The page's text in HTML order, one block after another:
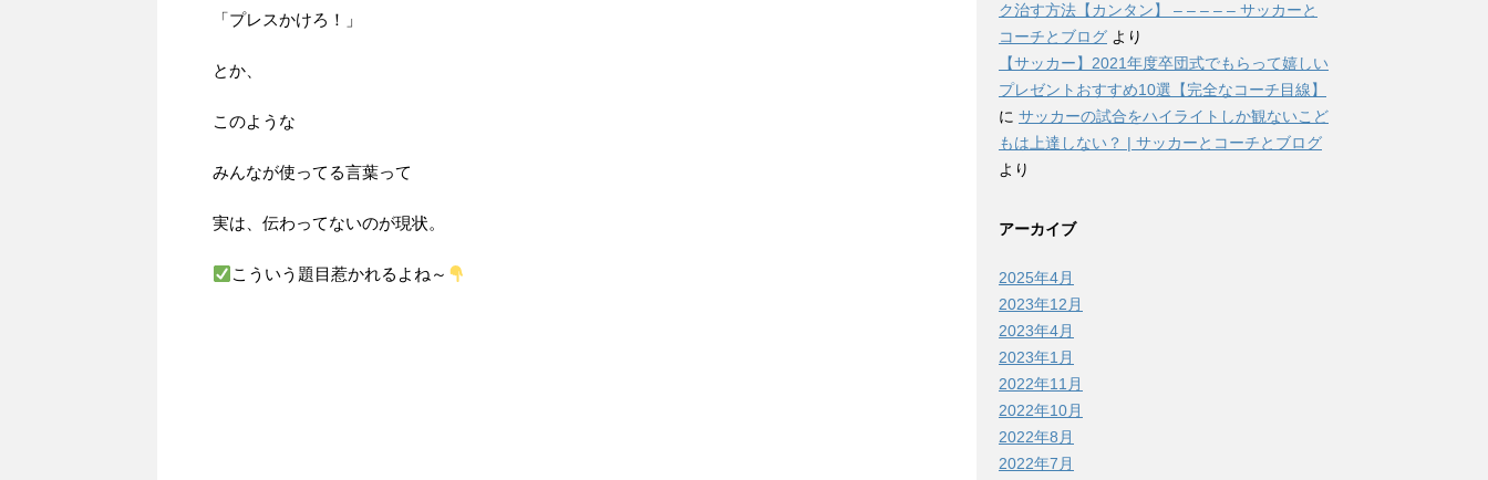
「プレスかけろ！」
とか、
このような
みんなが使ってる言葉って
実は、伝わってないのが現状。
こういう題目惹かれるよね～
ク治す方法【カンタン】 – – – – – サッカーと
コーチとブログ より
【サッカー】2021年度卒団式でもらって嬉しい
プレゼントおすすめ10選【完全なコーチ目線】
に サッカーの試合をハイライトしか観ないこど
もは上達しない？ | サッカーとコーチとブログ
より
アーカイブ
2025年4月
2023年12月
2023年4月
2023年1月
2022年11月
2022年10月
2022年8月
2022年7月